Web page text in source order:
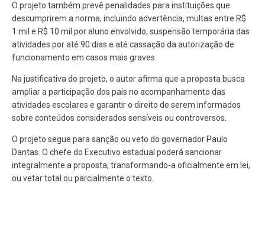
O projeto também prevê penalidades para instituições que
descumprirem a norma, incluindo advertência, multas entre R$
1 mil e R$ 10 mil por aluno envolvido, suspensão temporária das
atividades por até 90 dias e até cassação da autorização de
funcionamento em casos mais graves.
Na justificativa do projeto, o autor afirma que a proposta busca
ampliar a participação dos pais no acompanhamento das
atividades escolares e garantir o direito de serem informados
sobre conteúdos considerados sensíveis ou controversos.
O projeto segue para sanção ou veto do governador Paulo
Dantas. O chefe do Executivo estadual poderá sancionar
integralmente a proposta, transformando-a oficialmente em lei,
ou vetar total ou parcialmente o texto.